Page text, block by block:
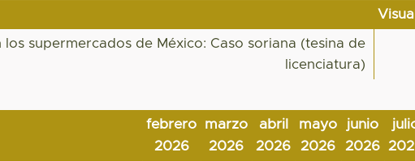
los supermercados de México: Caso soriana (tesina de
licenciatura)
febrero
2026
marzo
2026
abril
2026
mayo
2026
junio
2026